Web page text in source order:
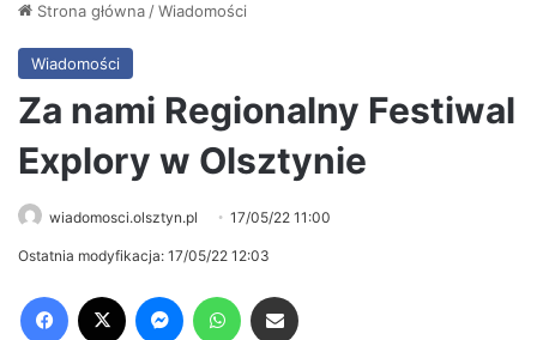
Strona główna /Wiadomości
Wiadomości
Za nami Regionalny Festiwal
Explory w Olsztynie
wiadomosci.olsztyn.pl 17/05/22 11:00
Ostatnia modyfikacja: 17/05/22 12:03